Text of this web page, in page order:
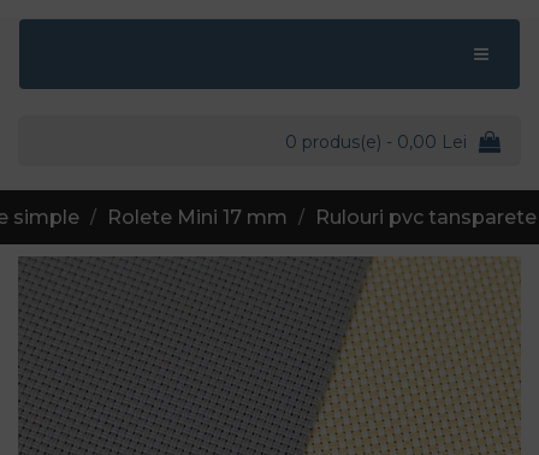
0 produs(e) - 0,00 Lei
simple Rolete Mini 17 mm Rulouri pvc